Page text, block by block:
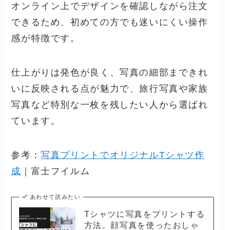
オンライン上でデザインを確認しながら注文
できるため、初めての方でも迷いにくい操作
感が特徴です。
仕上がりは発色が良く、写真の細部まできれ
いに反映される点が魅力で、旅行写真や家族
写真など特別な一枚を残したい人から選ばれ
ています。
参考：写真プリントでオリジナルTシャツ作
成 ｜富士フイルム
あわせて読みたい
Tシャツに写真をプリントする
方法。顔写真を使ったおしゃ